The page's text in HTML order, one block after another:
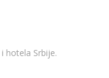
hotela Srbije.